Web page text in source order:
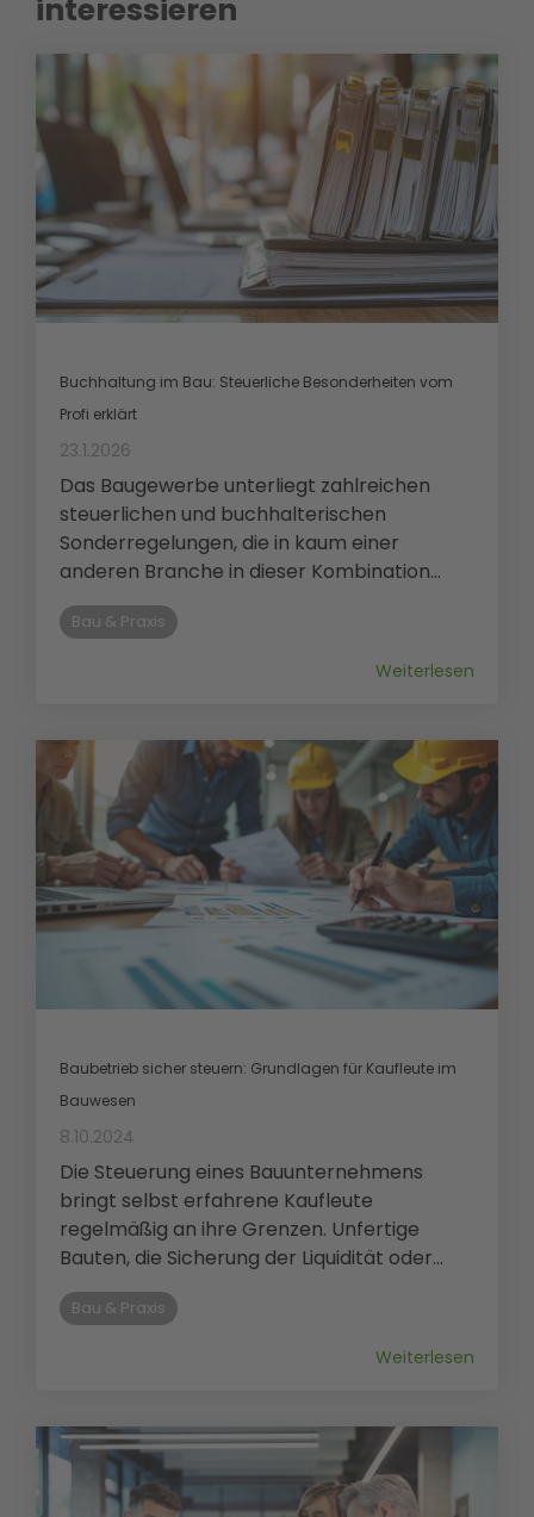
interessieren
Buchhaltung im Bau: Steuerliche Besonderheiten vom
Profi erklärt
23.1.2026
Das Baugewerbe unterliegt zahlreichen
steuerlichen und buchhalterischen
Sonderregelungen, die in kaum einer
anderen Branche in dieser Kombination...
Bau & Praxis
Weiterlesen
Baubetrieb sicher steuern: Grundlagen für Kaufleute im
Bauwesen
8.10.2024
Die Steuerung eines Bauunternehmens
bringt selbst erfahrene Kaufleute
regelmäßig an ihre Grenzen. Unfertige
Bauten, die Sicherung der Liquidität oder...
Bau & Praxis
Weiterlesen